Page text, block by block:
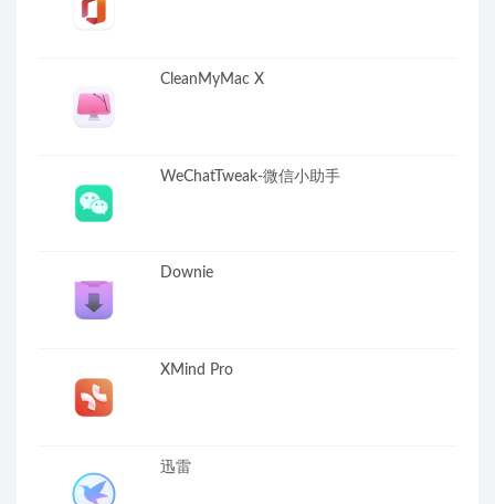
CleanMyMac X
WeChatTweak-微信小助手
Downie
XMind Pro
迅雷